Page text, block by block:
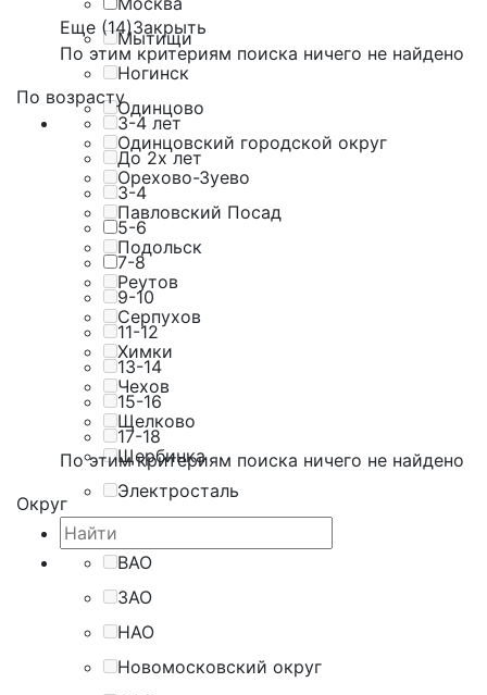
Мытищи
Ногинск
Одинцово
Одинцовский городской округ
Орехово-Зуево
Павловский Посад
Подольск
Реутов
Серпухов
Химки
Чехов
Щелково
Щербинка
Электросталь
Еще (14)Закрыть
По этим критериям поиска ничего не найдено
По возрасту
3-4 лет
До 2х лет
3-4
5-6
7-8
9-10
11-12
13-14
15-16
17-18
По этим критериям поиска ничего не найдено
Округ
ВАО
ЗАО
НАО
Новомосковский округ